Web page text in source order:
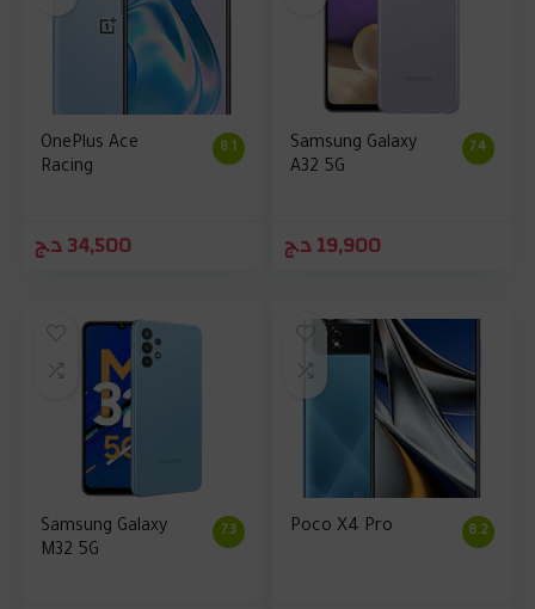
8.1
OnePlus Ace
Racing
34,500د.ج
7.4
Samsung Galaxy
A32 5G
19,900د.ج
7.3
Samsung Galaxy
M32 5G
8.2
Poco X4 Pro